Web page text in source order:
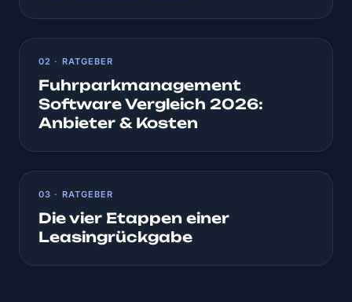
02 · RATGEBER
Fuhrparkmanagement
Software Vergleich 2026:
Anbieter & Kosten
03 · RATGEBER
Die vier Etappen einer
Leasingrückgabe